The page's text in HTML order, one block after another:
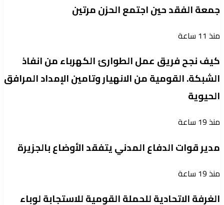
جمعة الفقد حين اجتمع الحزن مرتين
منذ 11 ساعة
كيف نجح فريق عمل الطوارئ الكهرباء من انفاذ
الشبكة. القومية من الانهيار وتامين الإمداد المرافق
الحيوية
منذ 19 ساعة
مدير قوات الدفاع المدني يتفقد الأوضاع بالجزيرة
منذ 19 ساعة
الغرفة الاتحادية للحملة القومية للاستجابة لوباء